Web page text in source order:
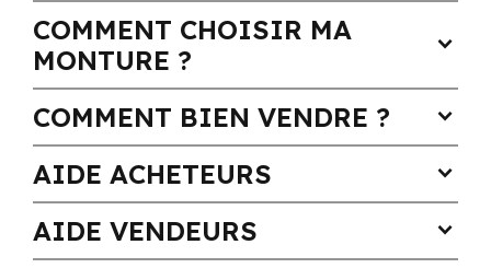
COMMENT CHOISIR MA
MONTURE ?
expand_more
COMMENT BIEN VENDRE ? expand_more
AIDE ACHETEURS expand_more
AIDE VENDEURS expand_more